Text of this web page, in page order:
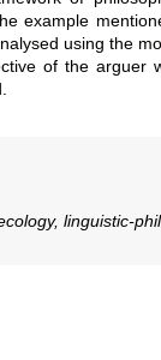
example
using the
of the
linguistic-